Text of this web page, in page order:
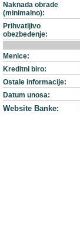
Naknada obrade
(minimalno):
Prihvatljivo
obezbeđenje:
Menice:
Kreditni biro:
Ostale informacije:
Datum unosa:
Website Banke: